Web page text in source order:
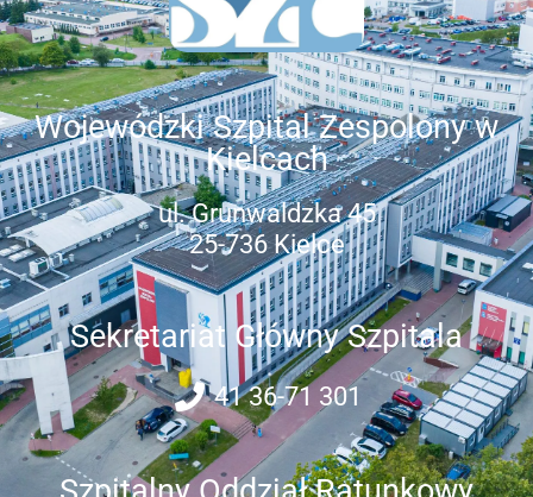
Wojewódzki Szpital Zespolony w
Kielcach
ul. Grunwaldzka 45
25-736 Kielce
Sekretariat Główny Szpitala
41 36-71 301